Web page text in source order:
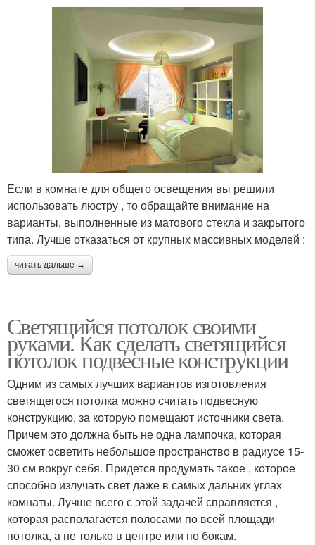
Если в комнате для общего освещения вы решили
использовать люстру , то обращайте внимание на
варианты, выполненные из матового стекла и закрытого
типа. Лучше отказаться от крупных массивных моделей :
читать дальше →
Светящийся потолок своими
руками. Как сделать светящийся
потолок подвесные конструкции
Одним из самых лучших вариантов изготовления
светящегося потолка можно считать подвесную
конструкцию, за которую помещают источники света.
Причем это должна быть не одна лампочка, которая
сможет осветить небольшое пространство в радиусе 15-
30 см вокруг себя. Придется продумать такое , которое
способно излучать свет даже в самых дальних углах
комнаты. Лучше всего с этой задачей справляется ,
которая располагается полосами по всей площади
потолка, а не только в центре или по бокам.